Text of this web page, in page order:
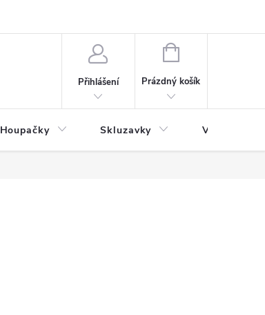
Přihlášení
NÁKUPNÍ
Prázdný košík
Houpačky Skluzavky Veřejná